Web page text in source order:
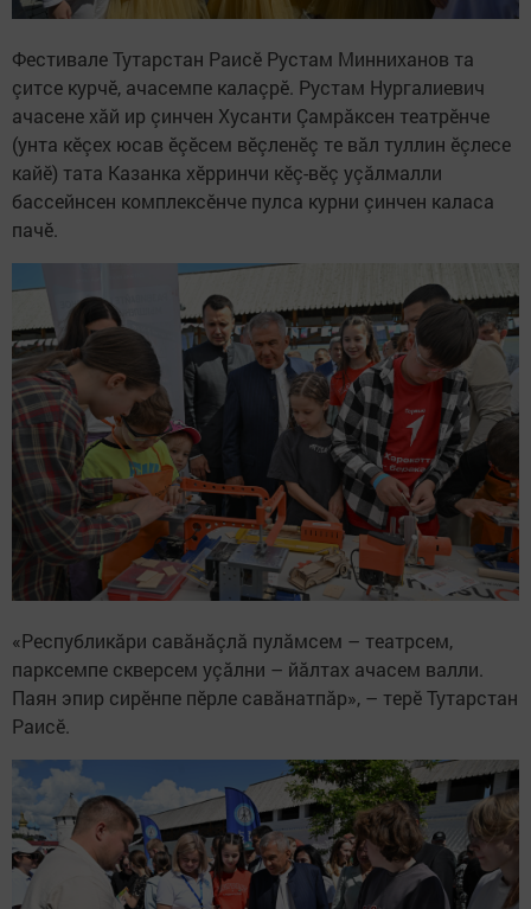
Фестивале Тутарстан Раисӗ Рустам Минниханов та
çитсе курчӗ, ачасемпе калаçрӗ. Рустам Нургалиевич
ачасене хăй ир çинчен Хусанти Çамрăксен театрӗнче
(унта кӗçех юсав ӗçӗсем вӗçленӗç те вăл туллин ӗçлесе
кайӗ) тата Казанка хӗрринчи кӗç-вӗç уçăлмалли
бассейнсен комплексӗнче пулса курни çинчен каласа
пачӗ.
«Республикăри савăнăçлă пулăмсем – театрсем,
парксемпе скверсем уçăлни – йăлтах ачасем валли.
Паян эпир сирӗнпе пӗрле савăнатпăр», – терӗ Тутарстан
Раисӗ.